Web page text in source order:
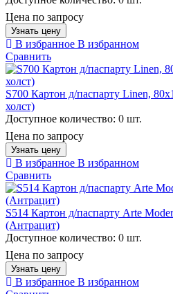
Цена по запросу
Узнать цену
В избранное В избранном
Сравнить
S700 Картон д/паспарту Linen,
холст)
Доступное количество: 0 шт.
Цена по запросу
Узнать цену
В избранное В избранном
Сравнить
S514 Картон д/паспарту Arte
(Антрацит)
Доступное количество: 0 шт.
Цена по запросу
Узнать цену
В избранное В избранном